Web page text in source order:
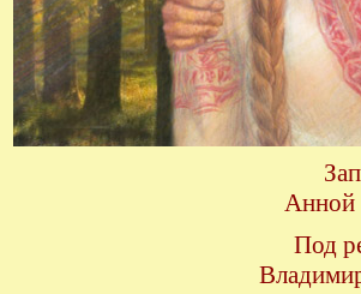
Анной
Под